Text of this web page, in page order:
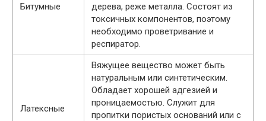
Битумные
дерева, реже металла. Состоят из
токсичных компонентов, поэтому
необходимо проветривание и
респиратор.
Латексные
Вяжущее вещество может быть
натуральным или синтетическим.
Обладает хорошей адгезией и
проницаемостью. Служит для
пропитки пористых оснований или с